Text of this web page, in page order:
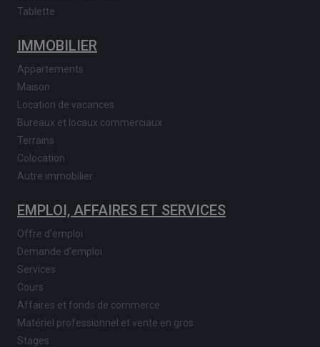
Tablette
IMMOBILIER
Appartements
Maison
Location de vacances
Bureaux et locaux commerciaux
Terrains
Colocation
Autre immobilier
EMPLOI, AFFAIRES ET SERVICES
Offre d'emploi
Demande d'emploi
Services
Cours
Affaires et fonds de commerce
Matériel professionnel et vente en gros
Stages